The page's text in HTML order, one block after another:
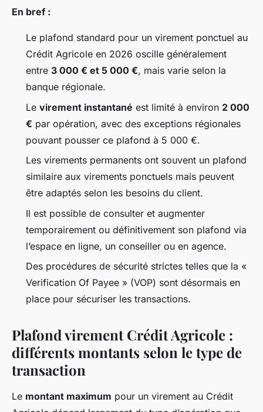
En bref :
Le plafond standard pour un virement ponctuel au
Crédit Agricole en 2026 oscille généralement
entre 3 000 € et 5 000 €, mais varie selon la
banque régionale.
Le virement instantané est limité à environ 2 000
€ par opération, avec des exceptions régionales
pouvant pousser ce plafond à 5 000 €.
Les virements permanents ont souvent un plafond
similaire aux virements ponctuels mais peuvent
être adaptés selon les besoins du client.
Il est possible de consulter et augmenter
temporairement ou définitivement son plafond via
l’espace en ligne, un conseiller ou en agence.
Des procédures de sécurité strictes telles que la «
Verification Of Payee » (VOP) sont désormais en
place pour sécuriser les transactions.
Plafond virement Crédit Agricole :
différents montants selon le type de
transaction
Le montant maximum pour un virement au Crédit